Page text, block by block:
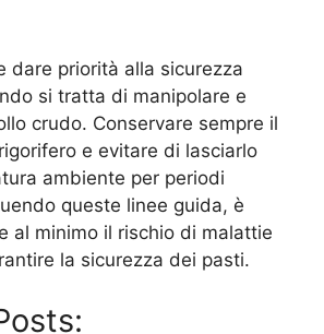
dare priorità alla sicurezza
si tratta di manipolare e
crudo. Conservare sempre il
e evitare di lasciarlo
ambiente per periodi
queste linee guida, è
al minimo il rischio di malattie
la sicurezza dei pasti.